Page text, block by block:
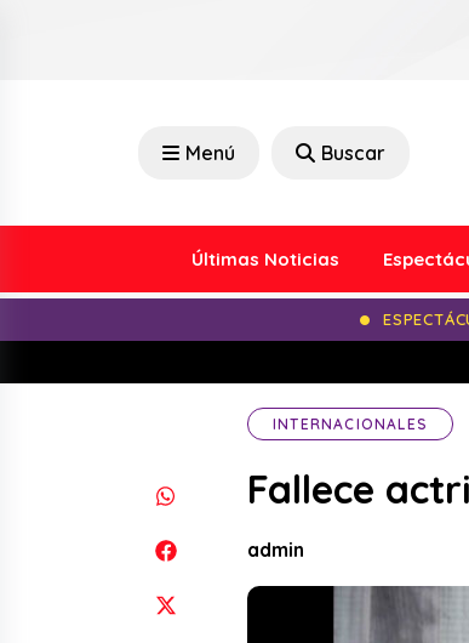
Menú Buscar
Últimas Noticias
INTERNACIONALES
Fallece
admin